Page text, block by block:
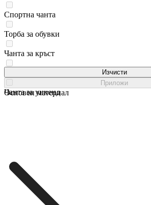
Спортна чанта
Торба за обувки
Чанта за кръст
Чанта за уикенд
Изчисти
Приложи
Основен материал